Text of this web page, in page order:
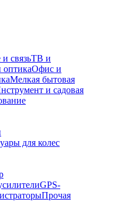
связьТВ и
Офис и
Мелкая бытовая
и садовая
для колес
GPS-
Прочая